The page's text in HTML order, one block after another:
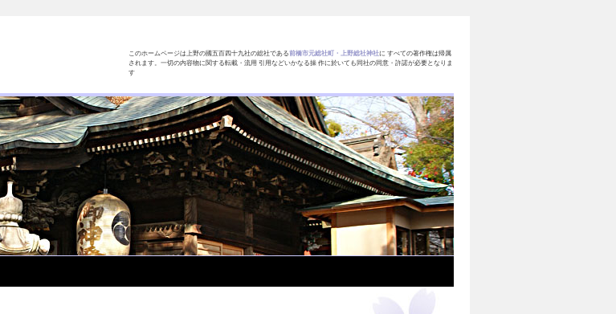
このホームページは上野の國五百四十九社の総社である前橋市元総社町・上野総社神社に すべての著作権は帰属
されます。一切の内容物に関する転載・流用 引用などいかなる操 作に於いても同社の同意・許諾が必要となりま
す